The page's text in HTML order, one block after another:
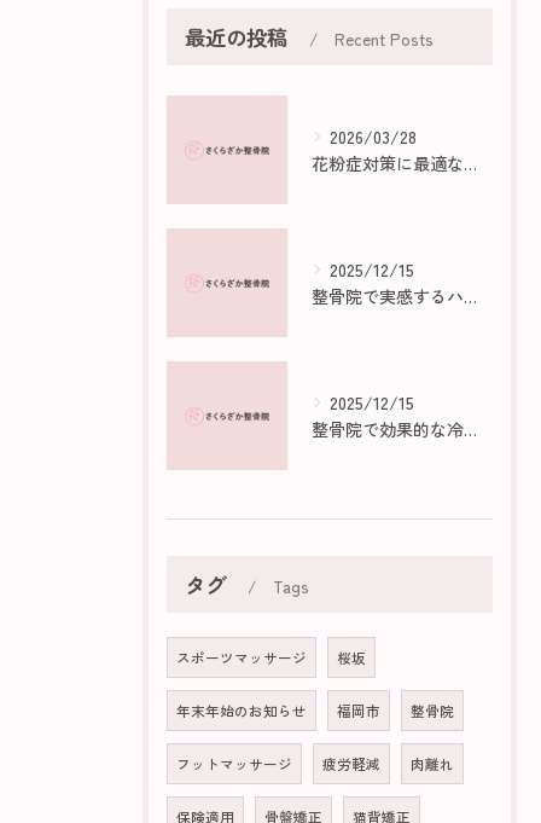
最近の投稿 Recent Posts
2026/03/28
花粉症対策に最適な部屋作りのポイント
2025/12/15
整骨院で実感するハイボルトの効果と仕組み
2025/12/15
整骨院で効果的な冷え性マッサージ法
タグ Tags
スポーツマッサージ 桜坂
年末年始のお知らせ 福岡市 整骨院
フットマッサージ 疲労軽減 肉離れ
保険適用 骨盤矯正 猫背矯正